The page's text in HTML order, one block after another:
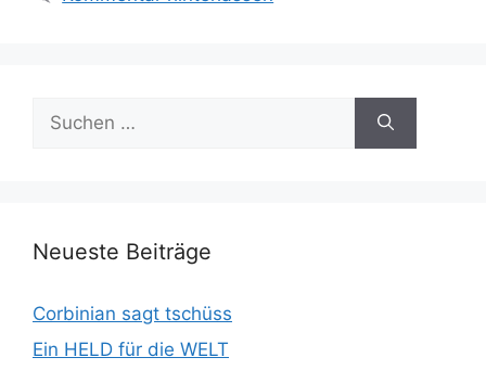
nach:
Neueste Beiträge
Corbinian sagt tschüss
Ein HELD für die WELT